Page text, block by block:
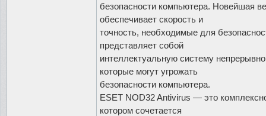
безопасности компьютера. Новейшая
обеспечивает скорость и
точность, необходимые для
представляет собой
интеллектуальную систему
которые могут угрожать
безопасности компьютера.
ESET NOD32 Antivirus — это
котором сочетается